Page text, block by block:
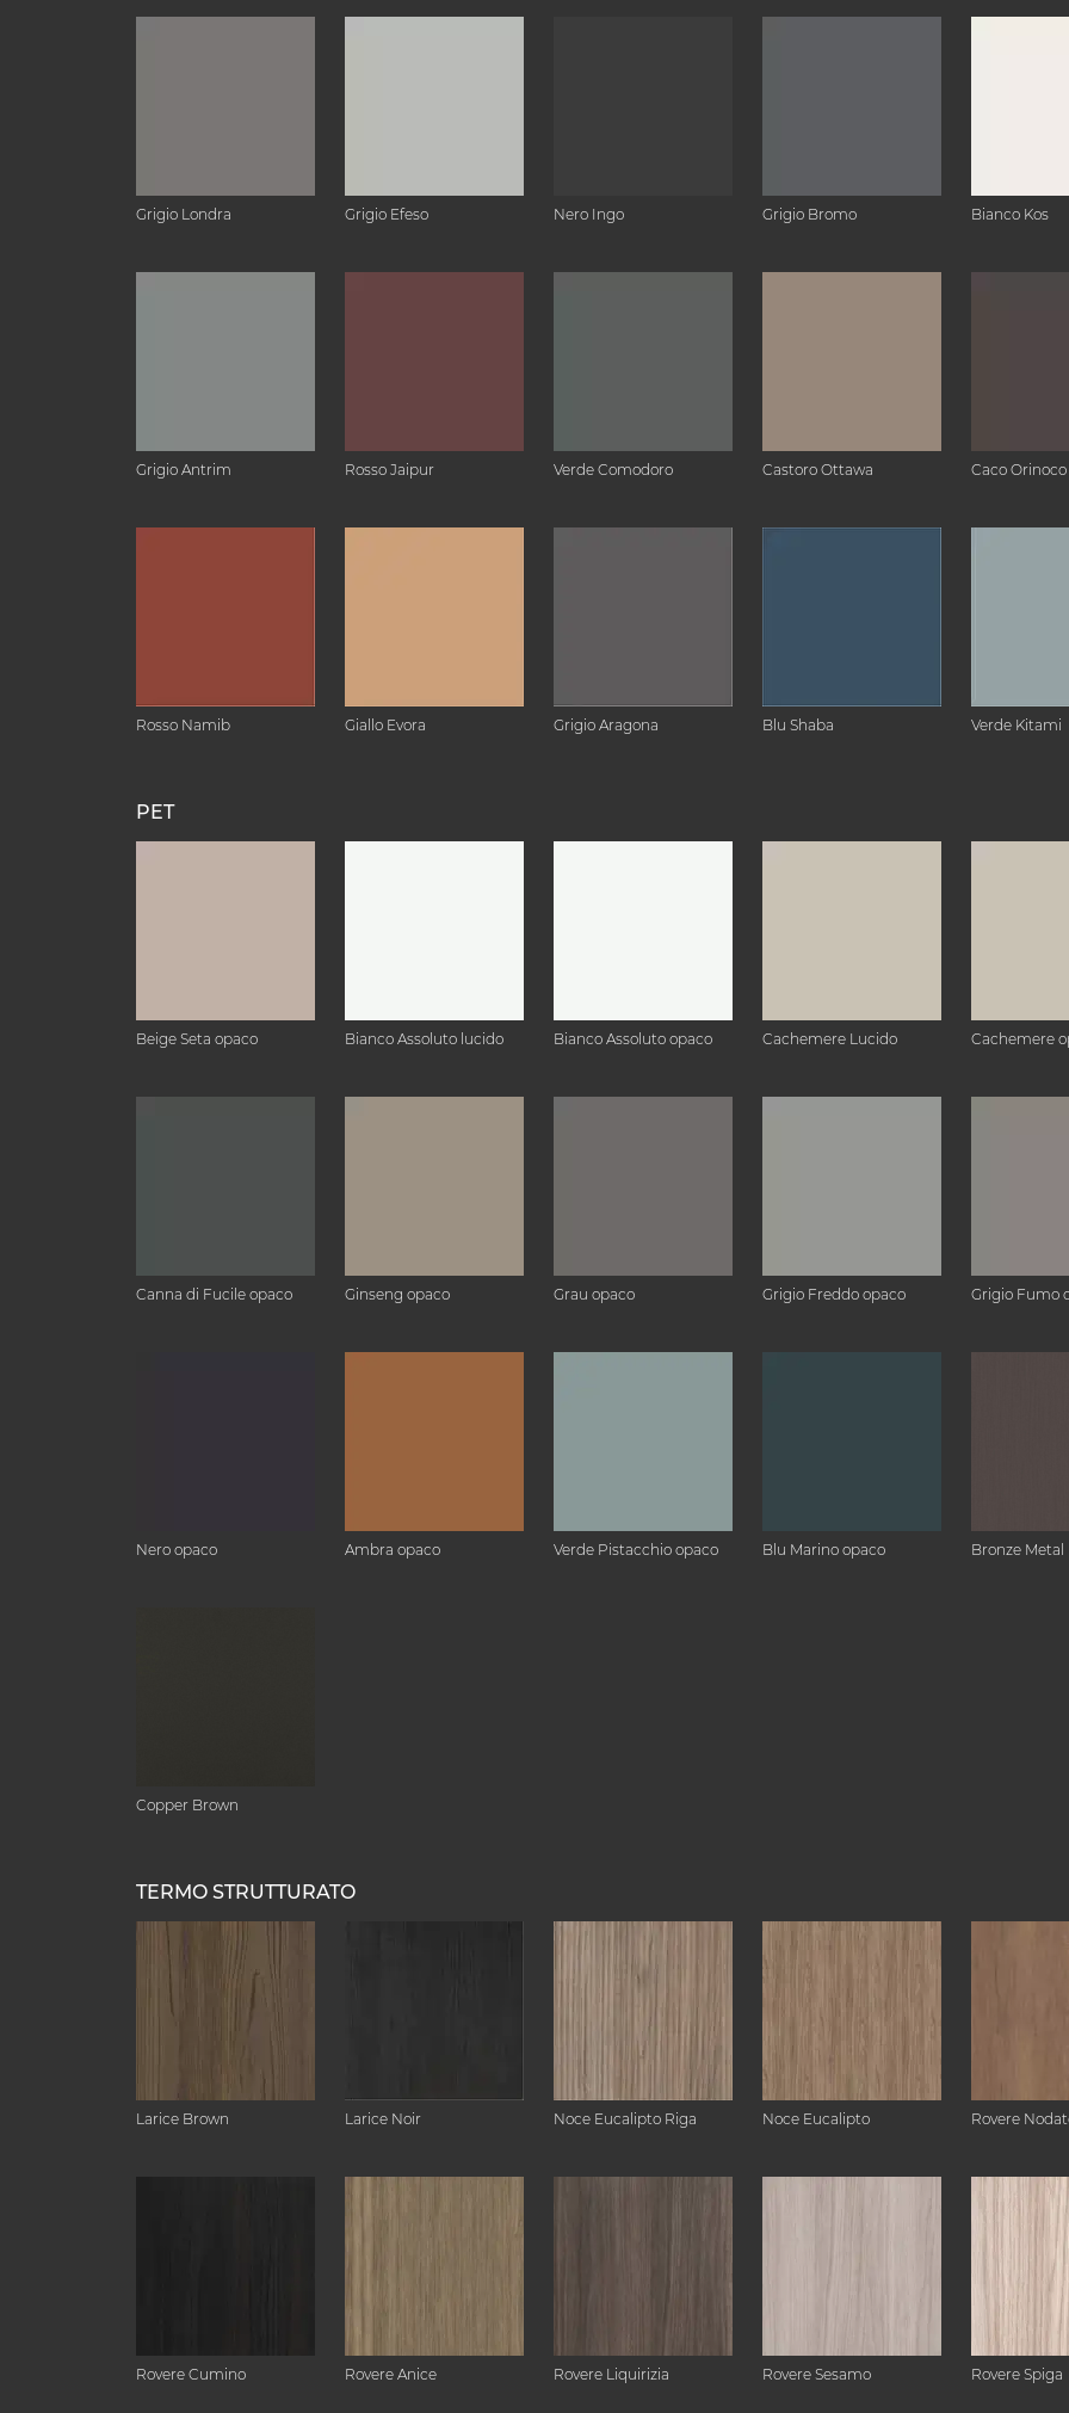
Grigio Londra Grigio Efeso Nero Ingo Grigio Bromo Bianco Kos
Grigio Antrim Rosso Jaipur Verde Comodoro Castoro Ottawa Caco Orinoco
Rosso Namib Giallo Evora Grigio Aragona Blu Shaba Verde Kitami
PET
Beige Seta opaco Bianco Assoluto lucido Bianco Assoluto opaco Cachemere Lucido Cachemere
Canna di Fucile opaco Ginseng opaco Grau opaco Grigio Freddo opaco Grigio Fumo
Nero opaco Ambra opaco Verde Pistacchio opaco Blu Marino opaco Bronze Metal
Copper Brown
TERMO STRUTTURATO
Larice Brown Larice Noir Noce Eucalipto Riga Noce Eucalipto Rovere
Rovere Cumino Rovere Anice Rovere Liquirizia Rovere Sesamo Rovere Spiga